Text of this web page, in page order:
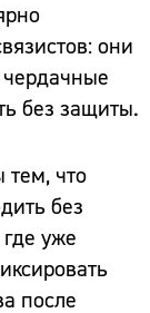
они
чердачные
без защиты.
что
без
уже
после